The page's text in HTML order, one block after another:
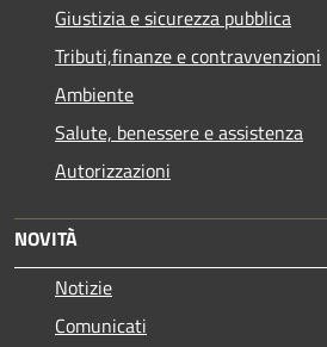
Giustizia e sicurezza pubblica
Tributi,finanze e contravvenzioni
Ambiente
Salute, benessere e assistenza
Autorizzazioni
NOVITÀ
Notizie
Comunicati